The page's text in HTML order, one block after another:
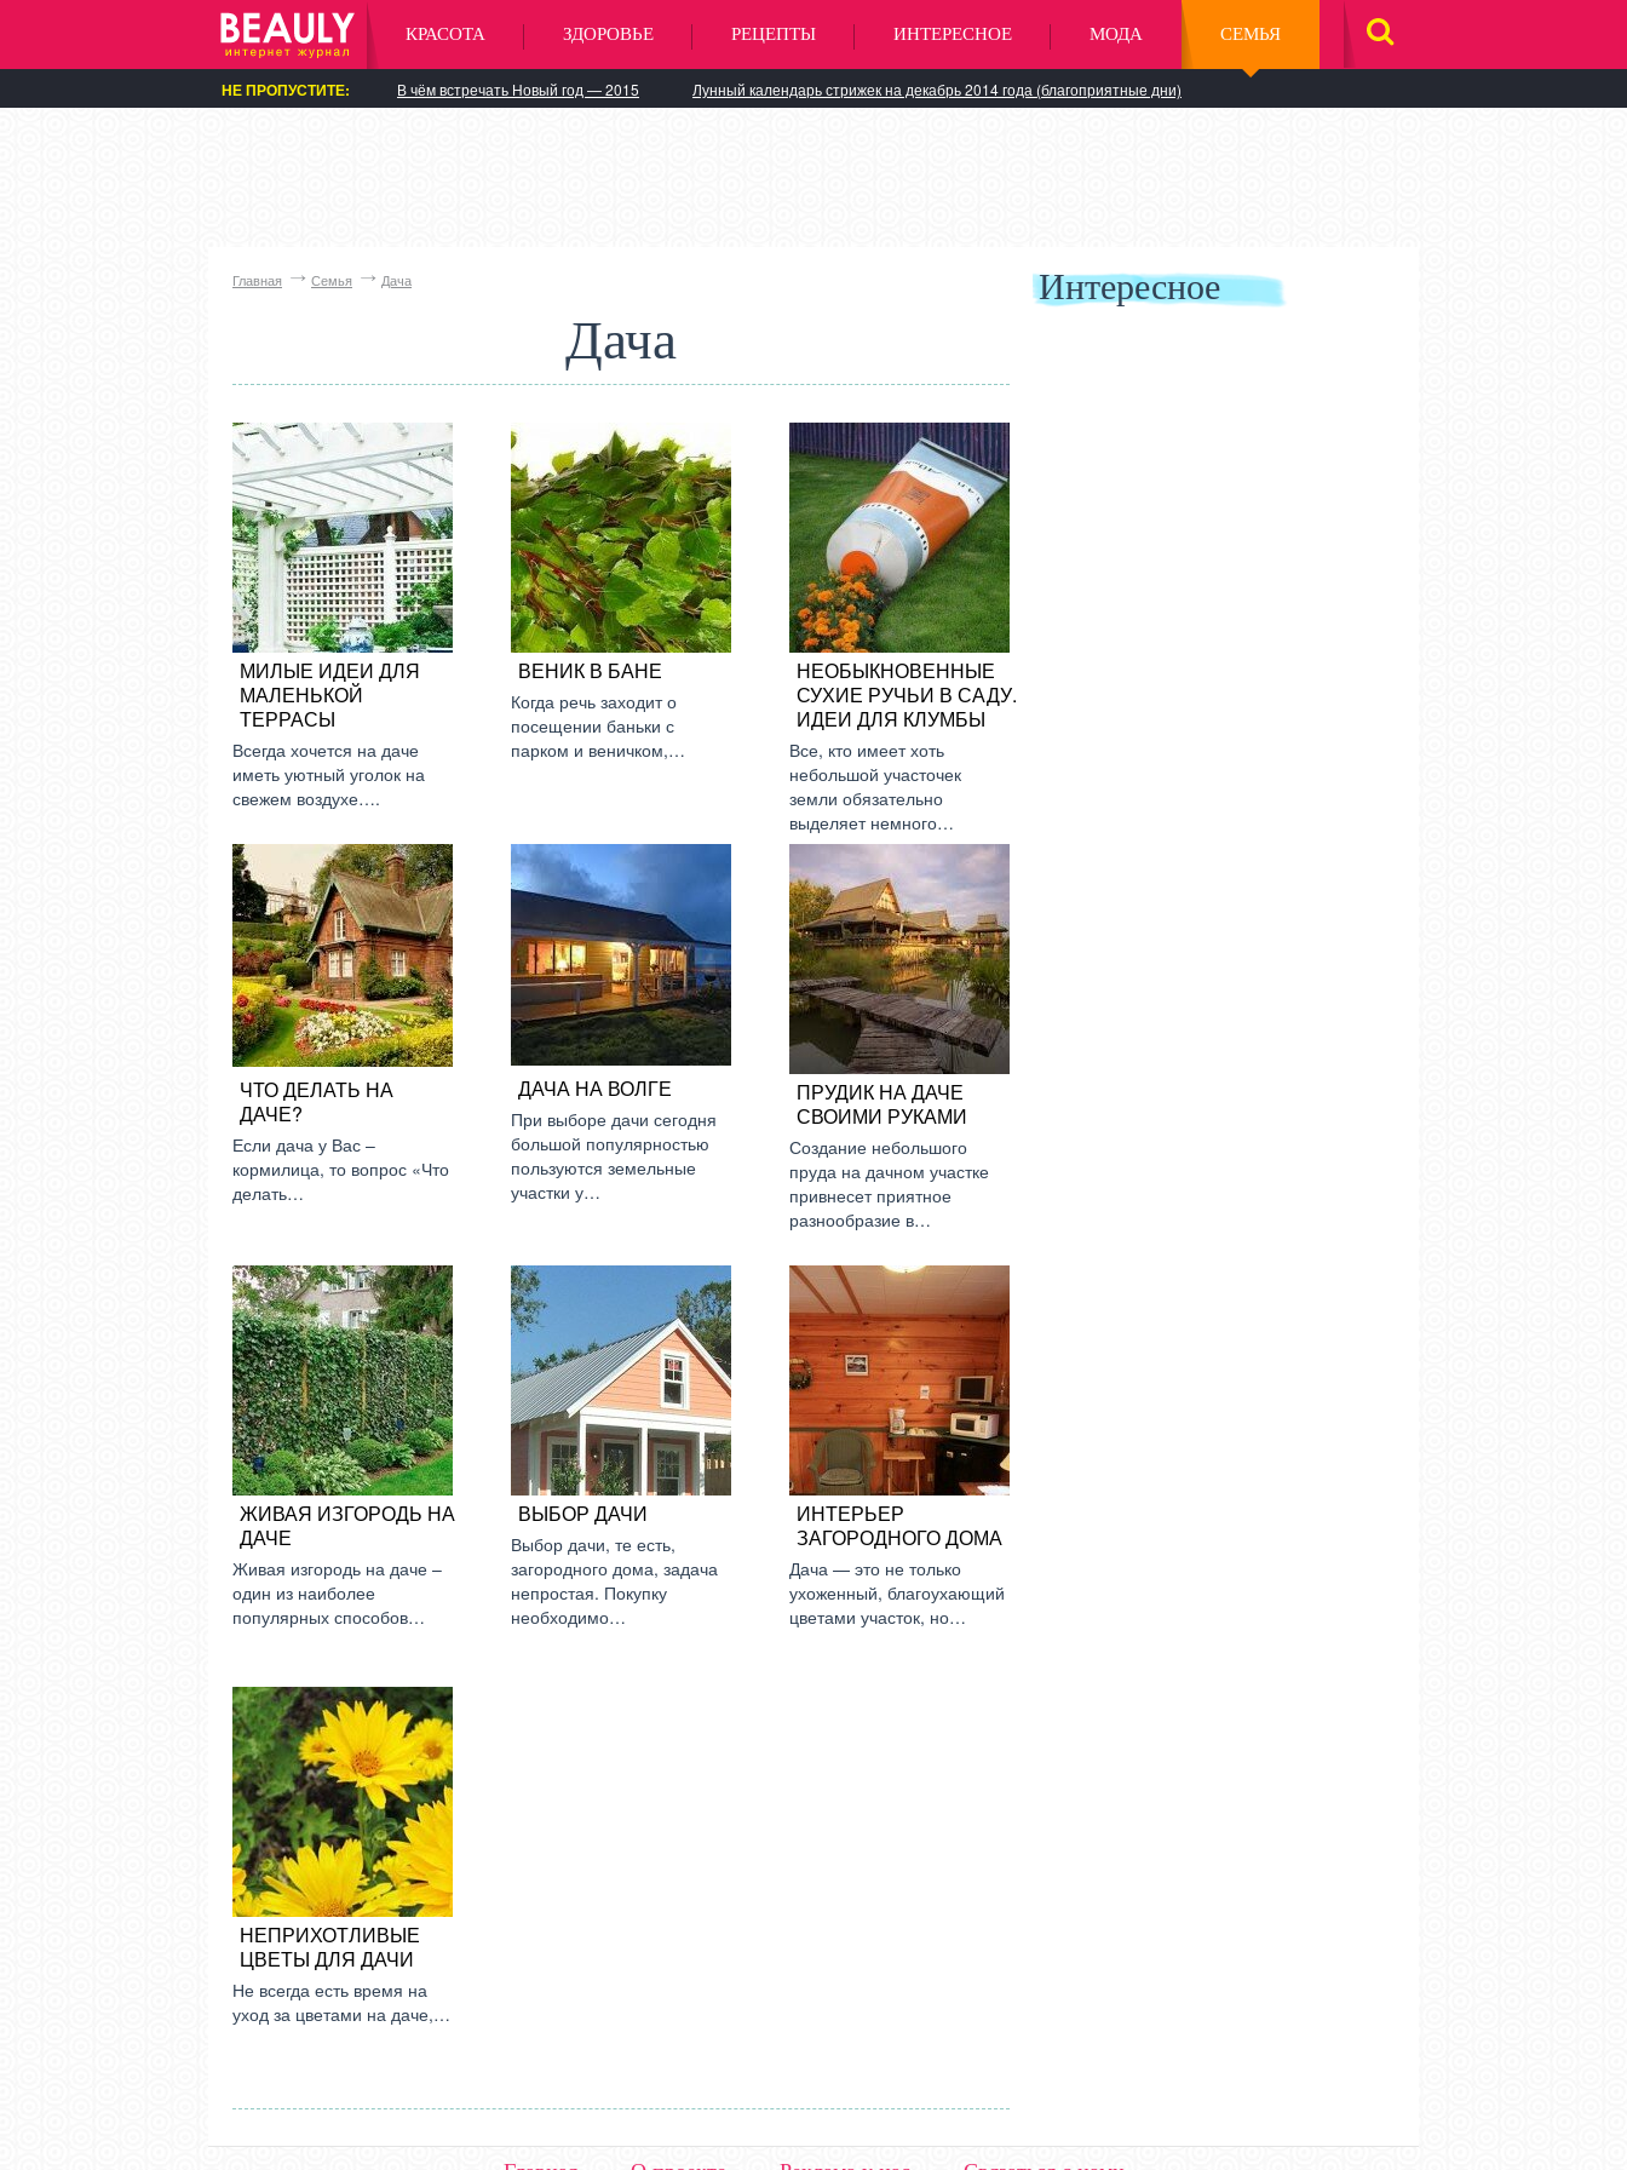
КРАСОТА ЗДОРОВЬЕ РЕЦЕПТЫ ИНТЕРЕСНОЕ МОДА СЕМЬЯ
НЕ ПРОПУСТИТЕ: В чём встречать Новый год — 2015 Лунный календарь стрижек на декабрь 2014 года (благоприятные дни)
Главная Семья Дача
Дача
МИЛЫЕ ИДЕИ ДЛЯ
МАЛЕНЬКОЙ
ТЕРРАСЫ
Всегда хочется на даче
иметь уютный уголок на
свежем воздухе….
ВЕНИК В БАНЕ
Когда речь заходит о
посещении баньки с
парком и веничком,…
НЕОБЫКНОВЕННЫЕ
СУХИЕ РУЧЬИ В САДУ.
ИДЕИ ДЛЯ КЛУМБЫ
Все, кто имеет хоть
небольшой участочек
земли обязательно
выделяет немного…
ЧТО ДЕЛАТЬ НА
ДАЧЕ?
Если дача у Вас –
кормилица, то вопрос «Что
делать…
ДАЧА НА ВОЛГЕ
При выборе дачи сегодня
большой популярностью
пользуются земельные
участки у…
ПРУДИК НА ДАЧЕ
СВОИМИ РУКАМИ
Создание небольшого
пруда на дачном участке
привнесет приятное
разнообразие в…
ЖИВАЯ ИЗГОРОДЬ НА
ДАЧЕ
Живая изгородь на даче –
один из наиболее
популярных способов…
ВЫБОР ДАЧИ
Выбор дачи, те есть,
загородного дома, задача
непростая. Покупку
необходимо…
ИНТЕРЬЕР
ЗАГОРОДНОГО ДОМА
Дача — это не только
ухоженный, благоухающий
цветами участок, но…
НЕПРИХОТЛИВЫЕ
ЦВЕТЫ ДЛЯ ДАЧИ
Не всегда есть время на
уход за цветами на даче,…
Интересное